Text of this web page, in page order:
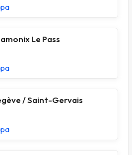
Le Pass
/ Saint-Gervais